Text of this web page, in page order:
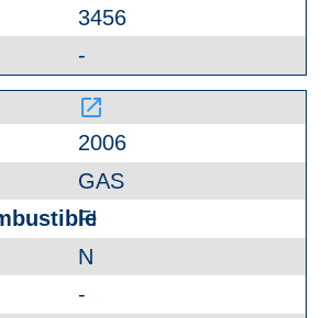
3456
-
launch
2006
GAS
FI
N
-